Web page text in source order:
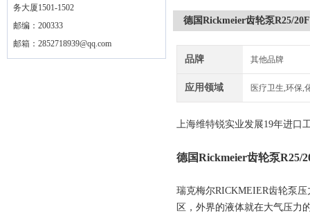
务大厦1501-1502
邮编：200333
邮箱： 2852718939@qq.com
德国Rickmeier齿轮泵R25/
品牌 其他品牌
应用领域 医疗卫生,环保,
上海维特锐实业发展19年进口
德国Rickmeier齿轮泵R25/
瑞克梅尔RICKMEIER齿轮泵
区，外界的液体就在大气压力